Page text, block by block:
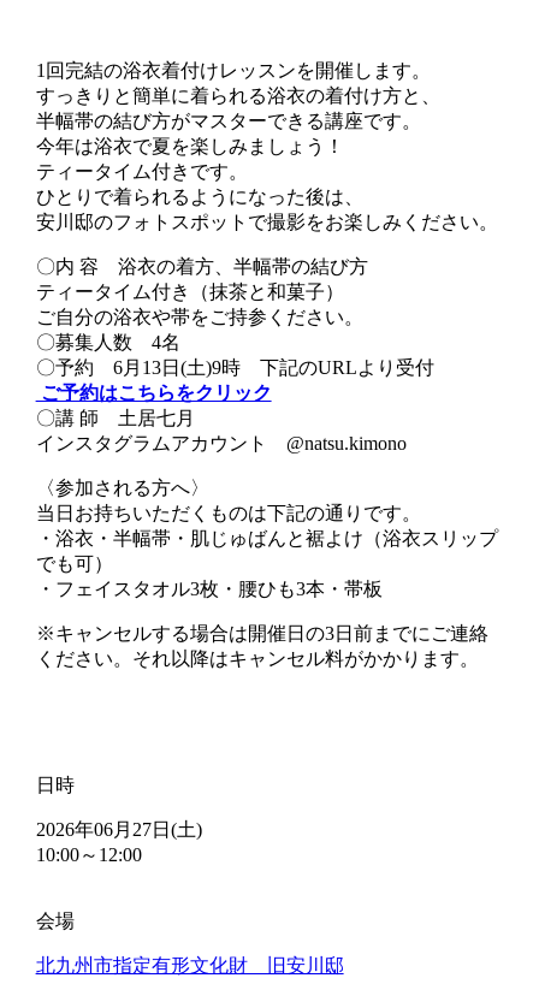
1回完結の浴衣着付けレッスンを開催します。
すっきりと簡単に着られる浴衣の着付け方と、
半幅帯の結び方がマスターできる講座です。
今年は浴衣で夏を楽しみましょう！
ティータイム付きです。
ひとりで着られるようになった後は、
安川邸のフォトスポットで撮影をお楽しみください。
〇内 容 浴衣の着方、半幅帯の結び方
ティータイム付き（抹茶と和菓子）
ご自分の浴衣や帯をご持参ください。
〇募集人数 4名
〇予約 6月13日(土)9時 下記のURLより受付
ご予約はこちらをクリック
〇講 師 土居七月
インスタグラムアカウント @natsu.kimono
〈参加される方へ〉
当日お持ちいただくものは下記の通りです。
・浴衣・半幅帯・肌じゅばんと裾よけ（浴衣スリップ
でも可）
・フェイスタオル3枚・腰ひも3本・帯板
※キャンセルする場合は開催日の3日前までにご連絡
ください。それ以降はキャンセル料がかかります。
日時
2026年06月27日(土)
10:00～12:00
会場
北九州市指定有形文化財 旧安川邸